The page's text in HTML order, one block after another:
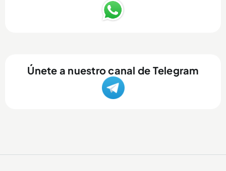
Únete a nuestro canal de Telegram